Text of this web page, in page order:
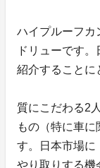
ハイプルーフカ
ドリューです
紹介することに
質にこだわる2
もの（特に車
す。日本市場に
やり取りする機